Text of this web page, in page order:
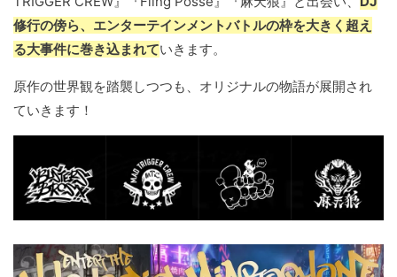
修行の傍ら、エンターテインメントバトルの枠を大きく超え
る大事件に巻き込まれていきます。
原作の世界観を踏襲しつつも、オリジナルの物語が展開され
ていきます！